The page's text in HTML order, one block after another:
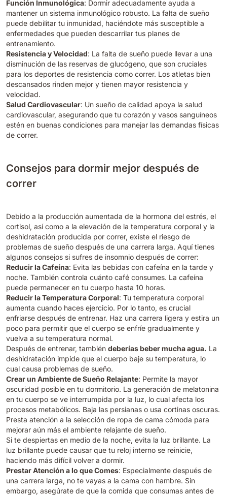
Función Inmunológica: Dormir adecuadamente ayuda a
mantener un sistema inmunológico robusto. La falta de sueño
puede debilitar tu inmunidad, haciéndote más susceptible a
enfermedades que pueden descarrilar tus planes de
entrenamiento.
Resistencia y Velocidad: La falta de sueño puede llevar a una
disminución de las reservas de glucógeno, que son cruciales
para los deportes de resistencia como correr. Los atletas bien
descansados rinden mejor y tienen mayor resistencia y
velocidad.
Salud Cardiovascular: Un sueño de calidad apoya la salud
cardiovascular, asegurando que tu corazón y vasos sanguíneos
estén en buenas condiciones para manejar las demandas físicas
de correr.
Consejos para dormir mejor después de
correr
Debido a la producción aumentada de la hormona del estrés, el
cortisol, así como a la elevación de la temperatura corporal y la
deshidratación producida por correr, existe el riesgo de
problemas de sueño después de una carrera larga. Aquí tienes
algunos consejos si sufres de insomnio después de correr:
Reducir la Cafeína: Evita las bebidas con cafeína en la tarde y
noche. También controla cuánto café consumes. La cafeína
puede permanecer en tu cuerpo hasta 10 horas.
Reducir la Temperatura Corporal: Tu temperatura corporal
aumenta cuando haces ejercicio. Por lo tanto, es crucial
enfriarse después de entrenar. Haz una carrera ligera y estira un
poco para permitir que el cuerpo se enfríe gradualmente y
vuelva a su temperatura normal.
Después de entrenar, también deberías beber mucha agua. La
deshidratación impide que el cuerpo baje su temperatura, lo
cual causa problemas de sueño.
Crear un Ambiente de Sueño Relajante: Permite la mayor
oscuridad posible en tu dormitorio. La generación de melatonina
en tu cuerpo se ve interrumpida por la luz, lo cual afecta los
procesos metabólicos. Baja las persianas o usa cortinas oscuras.
Presta atención a la selección de ropa de cama cómoda para
mejorar aún más el ambiente relajante de sueño.
Si te despiertas en medio de la noche, evita la luz brillante. La
luz brillante puede causar que tu reloj interno se reinicie,
haciendo más difícil volver a dormir.
Prestar Atención a lo que Comes: Especialmente después de
una carrera larga, no te vayas a la cama con hambre. Sin
embargo, asegúrate de que la comida que consumas antes de